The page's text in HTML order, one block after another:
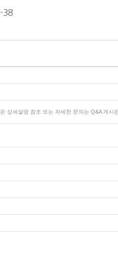
상세설명 참조 또는 자세한 문의는 Q&A 게시